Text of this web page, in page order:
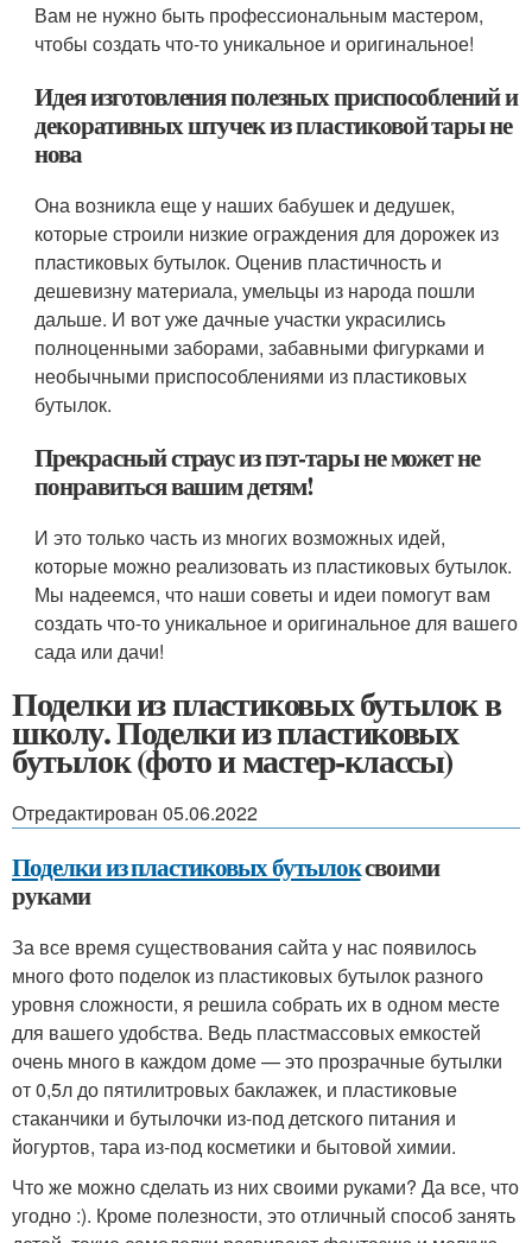
Вам не нужно быть профессиональным мастером,
чтобы создать что-то уникальное и оригинальное!
Идея изготовления полезных приспособлений и
декоративных штучек из пластиковой тары не
нова
Она возникла еще у наших бабушек и дедушек,
которые строили низкие ограждения для дорожек из
пластиковых бутылок. Оценив пластичность и
дешевизну материала, умельцы из народа пошли
дальше. И вот уже дачные участки украсились
полноценными заборами, забавными фигурками и
необычными приспособлениями из пластиковых
бутылок.
Прекрасный страус из пэт-тары не может не
понравиться вашим детям!
И это только часть из многих возможных идей,
которые можно реализовать из пластиковых бутылок.
Мы надеемся, что наши советы и идеи помогут вам
создать что-то уникальное и оригинальное для вашего
сада или дачи!
Поделки из пластиковых бутылок в
школу. Поделки из пластиковых
бутылок (фото и мастер-классы)
Отредактирован 05.06.2022
Поделки из пластиковых бутылоксвоими
руками
За все время существования сайта у нас появилось
много фото поделок из пластиковых бутылок разного
уровня сложности, я решила собрать их в одном месте
для вашего удобства. Ведь пластмассовых емкостей
очень много в каждом доме — это прозрачные бутылки
от 0,5л до пятилитровых баклажек, и пластиковые
стаканчики и бутылочки из-под детского питания и
йогуртов, тара из-под косметики и бытовой химии.
Что же можно сделать из них своими руками? Да все, что
угодно :). Кроме полезности, это отличный способ занять